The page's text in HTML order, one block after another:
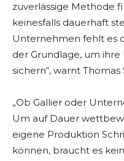
zuverlässige Methode
keinesfalls dauerhaft
Unternehmen fehlt es
der Grundlage, um
sichern“, warnt Thomas
„Ob Gallier oder
Um auf Dauer
eigene Produktion
können, braucht es